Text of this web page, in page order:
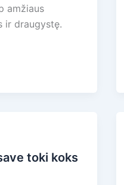
amžiaus
ir draugystę.
toki koks